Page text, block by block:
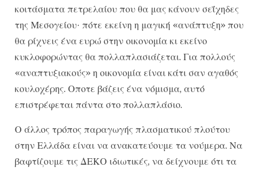
κοιτάσματα πετρελαίου που θα μας κάνουν σεΐχηδες
της Μεσογείου· πότε εκείνη η μαγική «ανάπτυξη» που
θα ρίχνεις ένα ευρώ στην οικονομία κι εκείνο
κυκλοφορώντας θα πολλαπλασιάζεται. Για πολλούς
«αναπτυξιακούς» η οικονομία είναι κάτι σαν αγαθός
κουλοχέρης. Οποτε βάζεις ένα νόμισμα, αυτό
επιστρέφεται πάντα στο πολλαπλάσιο.
Ο άλλος τρόπος παραγωγής πλασματικού πλούτου
στην Ελλάδα είναι να ανακατεύουμε τα νούμερα. Να
βαφτίζουμε τις ΔΕΚΟ ιδιωτικές, να δείχνουμε ότι τα